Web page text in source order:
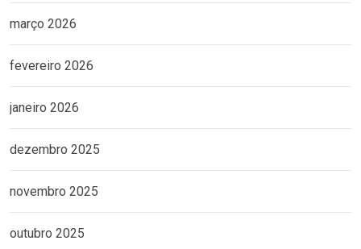
março 2026
fevereiro 2026
janeiro 2026
dezembro 2025
novembro 2025
outubro 2025